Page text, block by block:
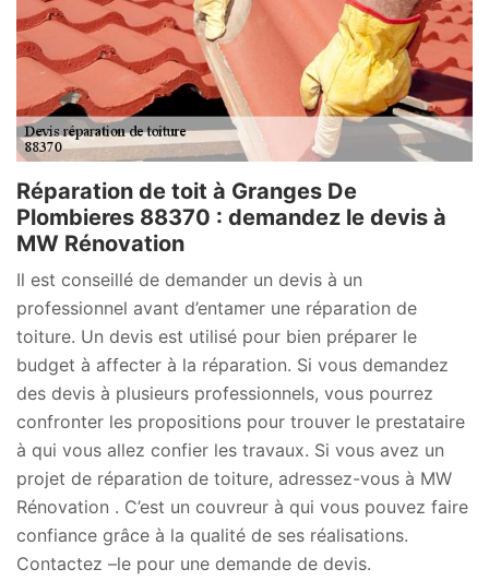
Réparation de toit à Granges De
Plombieres 88370 : demandez le devis à
MW Rénovation
Il est conseillé de demander un devis à un
professionnel avant d’entamer une réparation de
toiture. Un devis est utilisé pour bien préparer le
budget à affecter à la réparation. Si vous demandez
des devis à plusieurs professionnels, vous pourrez
confronter les propositions pour trouver le prestataire
à qui vous allez confier les travaux. Si vous avez un
projet de réparation de toiture, adressez-vous à MW
Rénovation . C’est un couvreur à qui vous pouvez faire
confiance grâce à la qualité de ses réalisations.
Contactez –le pour une demande de devis.